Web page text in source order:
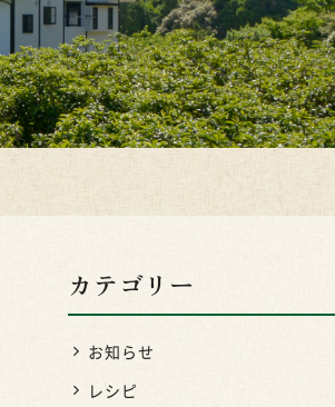
カテゴリー
お知らせ
レシピ